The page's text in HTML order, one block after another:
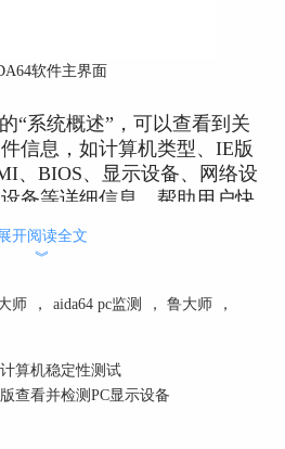
软件主界面
“系统概述”，可以查看到关
信息，如计算机类型、IE版
、BIOS、显示设备、网络设
备等详细信息，帮助用户快
展开阅读全文
︾
师 ， aida64 pc监测 ， 鲁大师
，
算机稳定性测试
查看并检测PC显示设备